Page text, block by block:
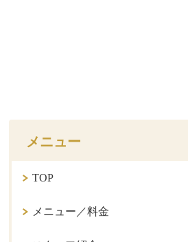
メニュー
TOP
メニュー／料金